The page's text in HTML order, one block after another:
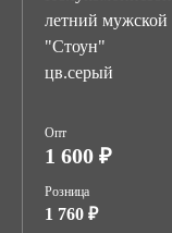
летний мужской
"Стоун"
цв.серый
Опт
1 600 ₽
Розница
1 760 ₽